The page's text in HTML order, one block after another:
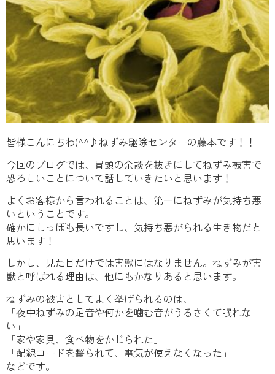
皆様こんにちわ(^^♪ねずみ駆除センターの藤本です！！
今回のブログでは、冒頭の余談を抜きにしてねずみ被害で
恐ろしいことについて話していきたいと思います！
よくお客様から言われることは、第一にねずみが気持ち悪
いということです。
確かにしっぽも長いですし、気持ち悪がられる生き物だと
思います！
しかし、見た目だけでは害獣にはなりません。ねずみが害
獣と呼ばれる理由は、他にもかなりあると思います。
ねずみの被害としてよく挙げられるのは、
「夜中ねずみの足音や何かを噛む音がうるさくて眠れな
い」
「家や家具、食べ物をかじられた」
「配線コードを齧られて、電気が使えなくなった」
などです。